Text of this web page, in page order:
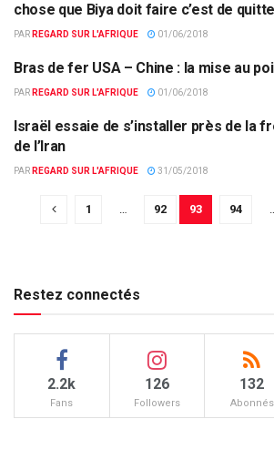
chose que Biya doit faire c’est de
PAR REGARD SUR L'AFRIQUE 01/06/2018
ACTUALITÉS PAR PAYS
Bras de fer USA – Chine : la mise au
PAR REGARD SUR L'AFRIQUE 01/06/2018
ACTUALITÉS PAR PAYS
Israël essaie de s’installer près de la
de l’Iran
PAR REGARD SUR L'AFRIQUE 31/05/2018
1 … 92 93 94
Restez connectés
2.2k
Fans
126
Followers
132
Abonnés